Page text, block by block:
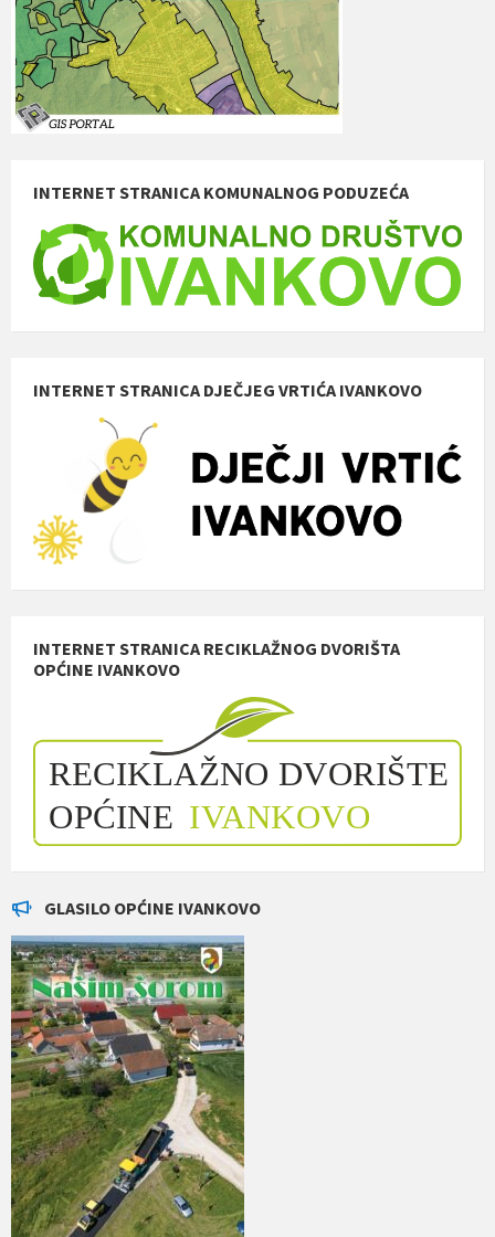
INTERNET STRANICA KOMUNALNOG PODUZEĆA
INTERNET STRANICA DJEČJEG VRTIĆA IVANKOVO
INTERNET STRANICA RECIKLAŽNOG DVORIŠTA
OPĆINE IVANKOVO
GLASILO OPĆINE IVANKOVO